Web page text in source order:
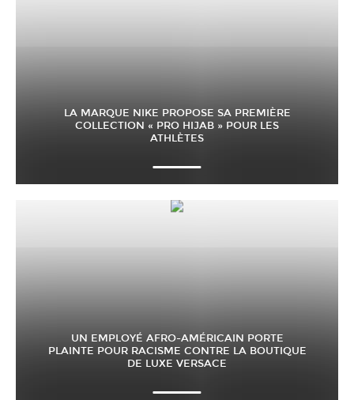
LA MARQUE NIKE PROPOSE SA PREMIÈRE
COLLECTION « PRO HIJAB » POUR LES
ATHLÈTES
UN EMPLOYÉ AFRO-AMÉRICAIN PORTE
PLAINTE POUR RACISME CONTRE LA BOUTIQUE
DE LUXE VERSACE